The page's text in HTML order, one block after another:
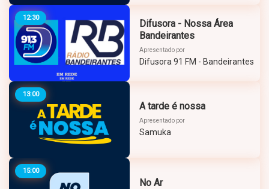
12:30
Difusora - Nossa Área
Bandeirantes
Apresentado por
Difusora 91 FM - Bandeirantes
13:00
A tarde é nossa
Apresentado por
Samuka
15:00
No Ar